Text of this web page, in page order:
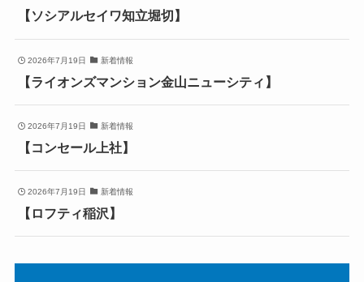
【ソシアルセイワ知立堀切】
2026年7月19日 新着情報
【ライオンズマンション金山ニューシティ】
2026年7月19日 新着情報
【コンセール上社】
2026年7月19日 新着情報
【ロフティ稲沢】